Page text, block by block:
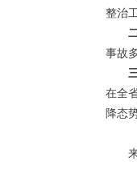
整治
事故
在全
降态